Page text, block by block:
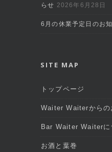
らせ 2026年6月28日
6月の休業予定日のお
SITE MAP
トップページ
Waiter Waiterからの
Bar Waiter Waiterに
お酒と葉巻